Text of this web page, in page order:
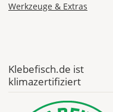
Werkzeuge & Extras
Klebefisch.de ist
klimazertifiziert